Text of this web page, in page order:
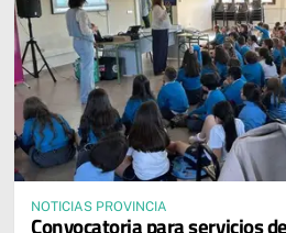
NOTICIAS PROVINCIA
Convocatoria para servicios